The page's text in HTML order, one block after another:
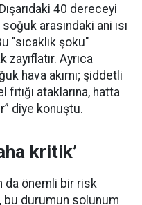
40 dereceyi
arasındaki ani ısı
"sıcaklık şoku"
zayıflatır. Ayrıca
hava akımı; şiddetli
ataklarına, hatta
diye konuştu.
kritik’
da önemli bir risk
bu durumun solunum